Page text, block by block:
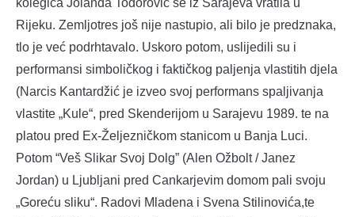
kolegica Jolanda Todorović se iz Sarajeva vratila u
Rijeku. Zemljotres još nije nastupio, ali bilo je predznaka,
tlo je već podrhtavalo. Uskoro potom, uslijedili su i
performansi simboličkog i faktičkog paljenja vlastitih djela
(Narcis Kantardžić je izveo svoj performans spaljivanja
vlastite „Kule“, pred Skenderijom u Sarajevu 1989. te na
platou pred Ex-Željezničkom stanicom u Banja Luci.
Potom “Veš Slikar Svoj Dolg” (Alen Ožbolt / Janez
Jordan) u Ljubljani pred Cankarjevim domom pali svoju
„Goreću sliku“. Radovi Mladena i Svena Stilinovića,te